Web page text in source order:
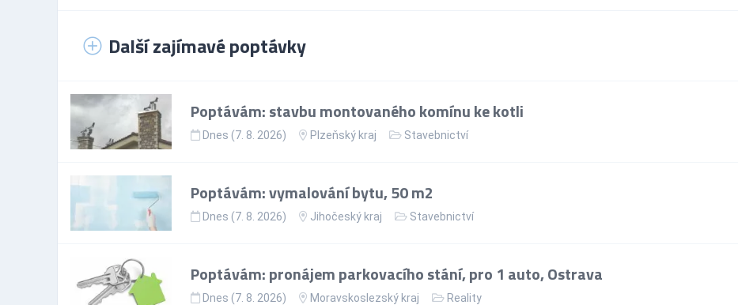
Další zajímavé poptávky
Poptávám: stavbu montovaného komínu ke kotli
Dnes (7. 8. 2026) Plzeňský kraj Stavebnictví
Poptávám: vymalování bytu, 50 m2
Dnes (7. 8. 2026) Jihočeský kraj Stavebnictví
Poptávám: pronájem parkovacího stání, pro 1 auto, Ostrava
Dnes (7. 8. 2026) Moravskoslezský kraj Reality